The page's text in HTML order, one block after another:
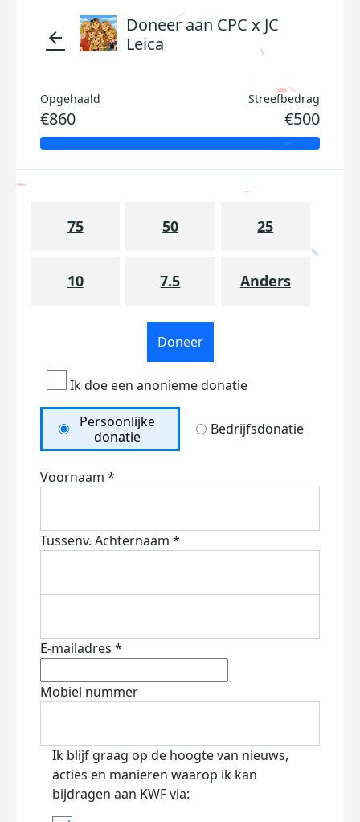
arrow_back
Doneer aan CPC x JC
Leica
Opgehaald
€860
Streefbedrag
€500
75 50 25
10 7.5 Anders
Doneer
Ik doe een anonieme donatie
Persoonlijke
donatie
Bedrijfsdonatie
Voornaam *
Tussenv. Achternaam *
E-mailadres *
Mobiel nummer
Ik blijf graag op de hoogte van nieuws,
acties en manieren waarop ik kan
bijdragen aan KWF via: